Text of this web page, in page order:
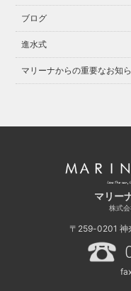
ブログ
進水式
マリーナからの重要なお知
マリー
株式
〒259-0201 神